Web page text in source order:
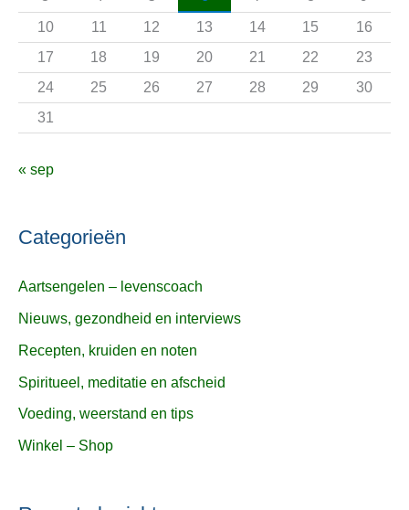
r
:
10
11 12 13 14 15
16
17
18 19 20 21 22
23
24
25 26 27 28 29
30
31
« sep
Categorieën
Aartsengelen – levenscoach
Nieuws, gezondheid en interviews
Recepten, kruiden en noten
Spiritueel, meditatie en afscheid
Voeding, weerstand en tips
Winkel – Shop